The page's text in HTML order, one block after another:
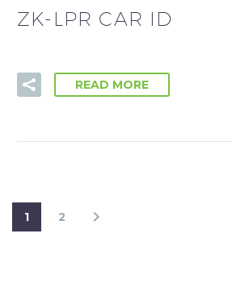
ZK-LPR CAR ID
READ MORE
1 2